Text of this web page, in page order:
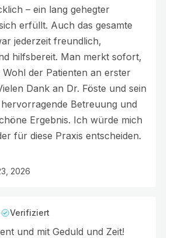
– ein lang gehegter
erfüllt. Auch das gesamte
jederzeit freundlich,
hilfsbereit. Man merkt sofort,
Wohl der Patienten an erster
Dank an Dr. Föste und sein
Betreuung und
Ergebnis. Ich würde mich
für diese Praxis entscheiden.
2026
Verifiziert
und mit Geduld und Zeit!